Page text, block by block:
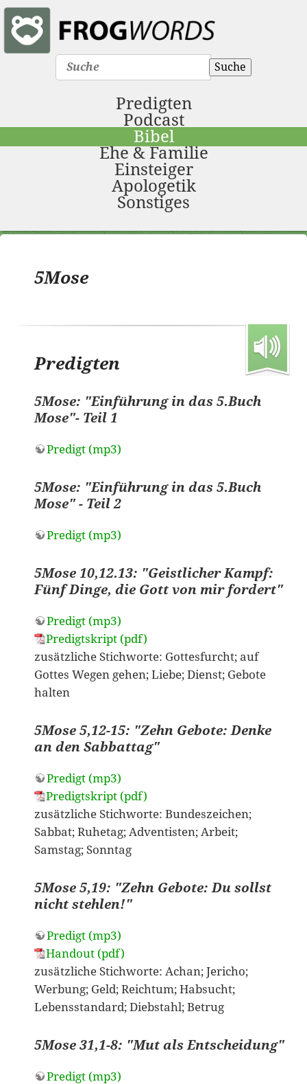
Suche
Predigten
Podcast
Bibel
Ehe & Familie
Einsteiger
Apologetik
Sonstiges
5Mose
Predigten
5Mose: "Einführung in das 5.Buch
Mose"- Teil 1
Predigt (mp3)
5Mose: "Einführung in das 5.Buch
Mose" - Teil 2
Predigt (mp3)
5Mose 10,12.13: "Geistlicher Kampf:
Fünf Dinge, die Gott von mir fordert"
Predigt (mp3)
Predigtskript (pdf)
zusätzliche Stichworte: Gottesfurcht; auf
Gottes Wegen gehen; Liebe; Dienst; Gebote
halten
5Mose 5,12-15: "Zehn Gebote: Denke
an den Sabbattag"
Predigt (mp3)
Predigtskript (pdf)
zusätzliche Stichworte: Bundeszeichen;
Sabbat; Ruhetag; Adventisten; Arbeit;
Samstag; Sonntag
5Mose 5,19: "Zehn Gebote: Du sollst
nicht stehlen!"
Predigt (mp3)
Handout (pdf)
zusätzliche Stichworte: Achan; Jericho;
Werbung; Geld; Reichtum; Habsucht;
Lebensstandard; Diebstahl; Betrug
5Mose 31,1-8: "Mut als Entscheidung"
Predigt (mp3)